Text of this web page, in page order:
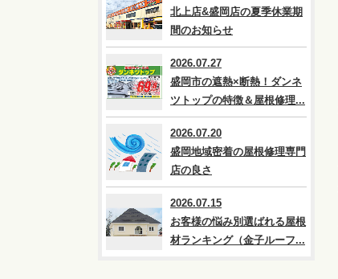
北上店&盛岡店の夏季休業期
間のお知らせ
2026.07.27
盛岡市の遮熱×断熱！ダンネ
ツトップの特徴＆屋根修理...
2026.07.20
盛岡地域密着の屋根修理専門
店の良さ
2026.07.15
お客様の悩み別選ばれる屋根
材ランキング（金子ルーフ...